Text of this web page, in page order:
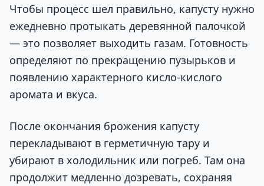
Чтобы процесс шел правильно, капусту нужно
ежедневно протыкать деревянной палочкой
— это позволяет выходить газам. Готовность
определяют по прекращению пузырьков и
появлению характерного кисло-кислого
аромата и вкуса.
После окончания брожения капусту
перекладывают в герметичную тару и
убирают в холодильник или погреб. Там она
продолжит медленно дозревать, сохраняя